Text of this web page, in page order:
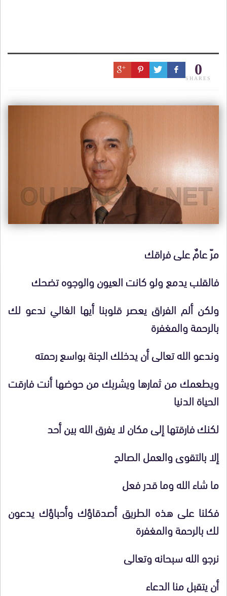
0
SHARES
مرّ عامٌ على فراقك
فالقلب يدمع ولو كانت العيون والوجوه تضحك
ولكن ألم الفراق يعصر قلوبنا أيها الغالي ندعو لك
بالرحمة والمغفرة
وندعو الله تعالى أن يدخلك الجنة بواسع رحمته
ويطعمك من ثمارها ويشربك من حوضها أنت فارقت
الحياة الدنيا
لكنك فارقتها إلى مكان لا يفرق الله بين أحد
إلا بالتقوى والعمل الصالح
ما شاء الله وما قدر فعل
فكلنا على هذه الطريق أصدقاؤك وأحباؤك يدعون
لك بالرحمة والمغفرة
نرجو الله سبحانه وتعالى
أن يتقبل منا الدعاء